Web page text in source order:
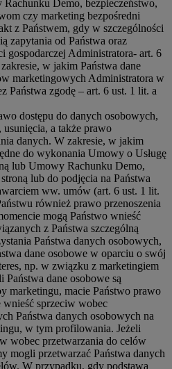
Demo, bezpieczeństwo,
czy marketing bezpośredni
z Państwem, gdy w szczególności
zapytania od Państwa oraz
gospodarczej Administratora- art. 6
w jakim Państwa dane
marketingowych Administratora w
Państwa zgodę – art. 6 ust. 1 lit. a
dostępu do danych osobowych,
a także prawo
danych. W zakresie, w jakim
do wykonania Umowy o Usługę
lub Umowy Rachunku Demo,
lub do podjęcia na Państwa
ww. umów (art. 6 ust. 1 lit.
również prawo przenoszenia
mogą Państwo wnieść
z Państwa szczególną
Państwa danych osobowych,
dane osobowe w oparciu o swój
np. w związku z marketingiem
Państwa dane osobowe są
marketingu, macie Państwo prawo
sprzeciw wobec
Państwa danych osobowych na
w tym profilowania. Jeżeli
wobec przetwarzania do celów
mogli przetwarzać Państwa danych
W przypadku, gdy podstawą